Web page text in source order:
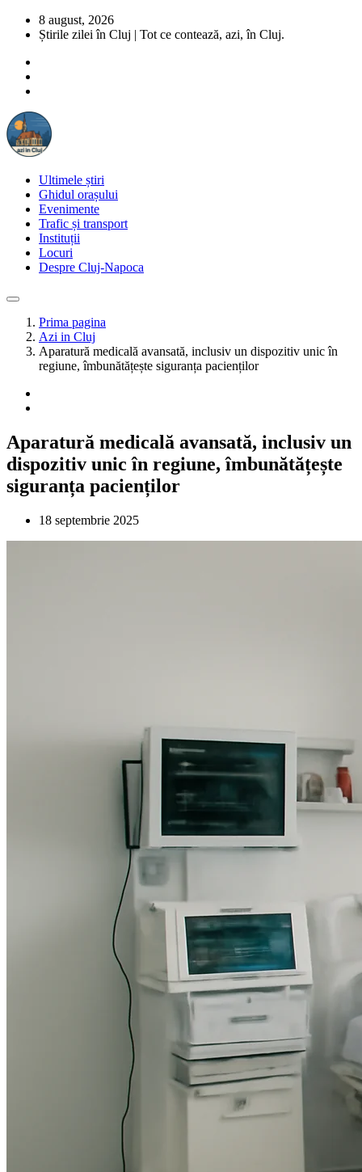
8 august, 2026
Știrile zilei în Cluj | Tot ce contează, azi, în Cluj.
Ultimele știri
Ghidul orașului
Evenimente
Trafic și transport
Instituții
Locuri
Despre Cluj-Napoca
Prima pagina
Azi in Cluj
Aparatură medicală avansată, inclusiv un dispozitiv unic în
regiune, îmbunătățește siguranța pacienților
Aparatură medicală avansată, inclusiv un
dispozitiv unic în regiune, îmbunătățește
siguranța pacienților
18 septembrie 2025